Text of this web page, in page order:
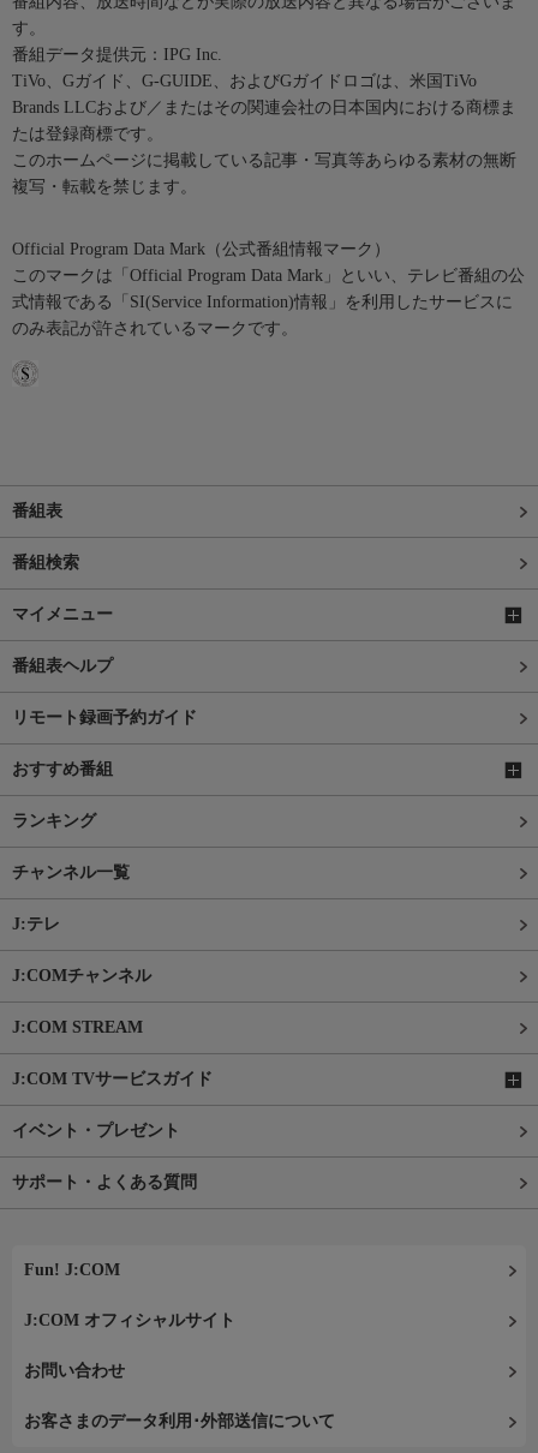
す。
番組データ提供元：IPG Inc.
TiVo、Gガイド、G-GUIDE、およびGガイドロゴは、米国TiVo
Brands LLCおよび／またはその関連会社の日本国内における商標ま
たは登録商標です。
このホームページに掲載している記事・写真等あらゆる素材の無断
複写・転載を禁じます。
Official Program Data Mark（公式番組情報マーク）
このマークは「Official Program Data Mark」といい、テレビ番組の公
式情報である「SI(Service Information)情報」を利用したサービスに
のみ表記が許されているマークです。
番組表
番組検索
マイメニュー
番組表ヘルプ
リモート録画予約ガイド
おすすめ番組
ランキング
チャンネル一覧
J:テレ
J:COMチャンネル
J:COM STREAM
J:COM TVサービスガイド
イベント・プレゼント
サポート・よくある質問
Fun! J:COM
J:COM オフィシャルサイト
お問い合わせ
お客さまのデータ利用･外部送信について